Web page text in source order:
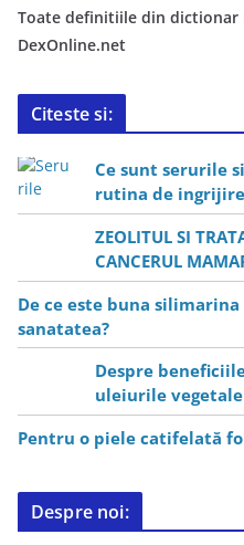
Toate definitiile din dictionar
DexOnline.net
Citeste si:
Ce sunt serurile
rutina de
ZEOLITUL SI
CANCERUL
De ce este buna
sanatatea?
Despre
uleiurile vegetale
Pentru o piele catifelată
Despre noi: